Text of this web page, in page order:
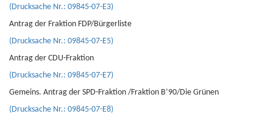
(Drucksache Nr.: 09845-07-E3)
Antrag der Fraktion FDP/Bürgerliste
(Drucksache Nr.: 09845-07-E5)
Antrag der CDU-Fraktion
(Drucksache Nr.: 09845-07-E7)
Gemeins. Antrag der SPD-Fraktion /Fraktion B’90/Die Grünen
(Drucksache Nr.: 09845-07-E8)